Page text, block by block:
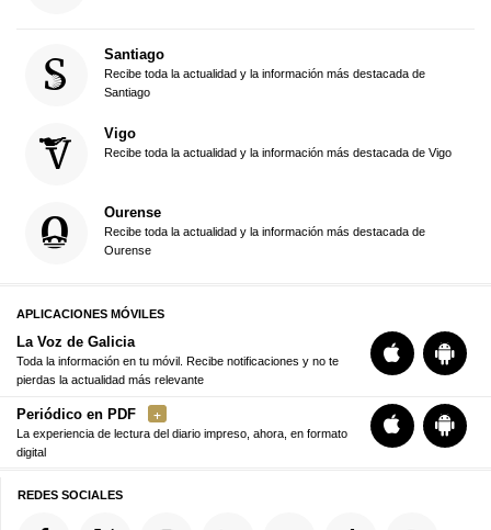
Santiago
Recibe toda la actualidad y la información más destacada de
Santiago
Vigo
Recibe toda la actualidad y la información más destacada de Vigo
Ourense
Recibe toda la actualidad y la información más destacada de
Ourense
APLICACIONES MÓVILES
La Voz de Galicia
Toda la información en tu móvil. Recibe notificaciones y no te
pierdas la actualidad más relevante
Periódico en PDF
La experiencia de lectura del diario impreso, ahora, en formato
digital
REDES SOCIALES